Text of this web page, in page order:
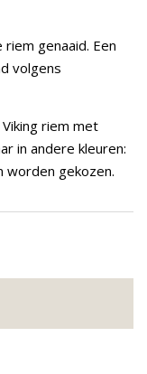
genaaid. Een
volgens
riem met
in andere kleuren:
worden gekozen.